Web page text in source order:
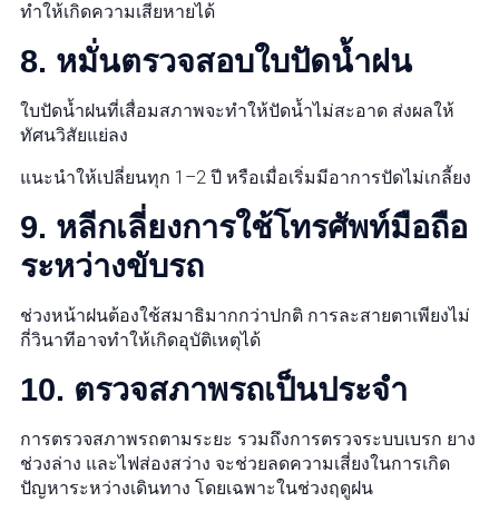
ทำให้เกิดความเสียหายได้
8. หมั่นตรวจสอบใบปัดน้ำฝน
ใบปัดน้ำฝนที่เสื่อมสภาพจะทำให้ปัดน้ำไม่สะอาด ส่งผลให้
ทัศนวิสัยแย่ลง
แนะนำให้เปลี่ยนทุก 1–2 ปี หรือเมื่อเริ่มมีอาการปัดไม่เกลี้ยง
9. หลีกเลี่ยงการใช้โทรศัพท์มือถือ
ระหว่างขับรถ
ช่วงหน้าฝนต้องใช้สมาธิมากกว่าปกติ การละสายตาเพียงไม่
กี่วินาทีอาจทำให้เกิดอุบัติเหตุได้
10. ตรวจสภาพรถเป็นประจำ
การตรวจสภาพรถตามระยะ รวมถึงการตรวจระบบเบรก ยาง
ช่วงล่าง และไฟส่องสว่าง จะช่วยลดความเสี่ยงในการเกิด
ปัญหาระหว่างเดินทาง โดยเฉพาะในช่วงฤดูฝน